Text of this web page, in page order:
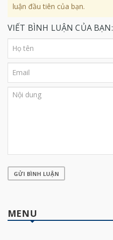
luận đầu tiên của bạn.
VIẾT BÌNH LUẬN CỦA BẠN:
GỬI BÌNH LUẬN
MENU